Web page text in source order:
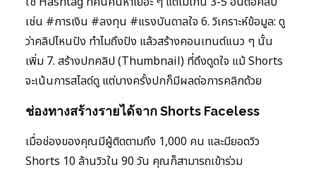
เช่น #การเงิน #ลงทุน #แรงบันดาลใจ 6. วิเคราะห์ข้อมูล: ดู
ว่าคลิปไหนปัง ทำไมถึงปัง แล้วสร้างคอนเทนต์แนว ๆ นั้น
เพิ่ม 7. สร้างปกคลิป (Thumbnail) ที่ดึงดูดใจ แม้ Shorts
จะเน้นการสไลด์ดู แต่บางครั้งปกก็มีผลต่อการคลิกด้วย
ช่องทางสร้างรายได้จาก Shorts Faceless
เมื่อช่องของคุณมีผู้ติดตามถึง 1,000 คน และมียอดวิว
Shorts 10 ล้านวิวใน 90 วัน คุณก็สามารถเข้าร่วม